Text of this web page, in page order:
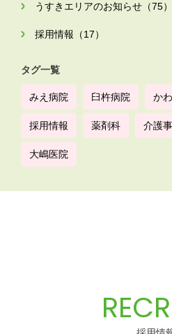
うすきエリアのお知らせ（75）
採用情報（17）
タグ一覧
みえ病院 臼杵病院 か
採用情報 薬剤科 介護
大嶋医院